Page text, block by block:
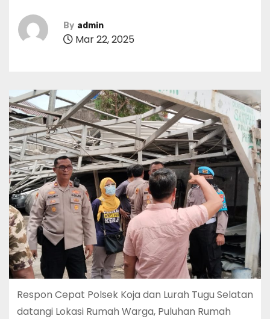
By admin
Mar 22, 2025
Respon Cepat Polsek Koja dan Lurah Tugu Selatan
datangi Lokasi Rumah Warga, Puluhan Rumah